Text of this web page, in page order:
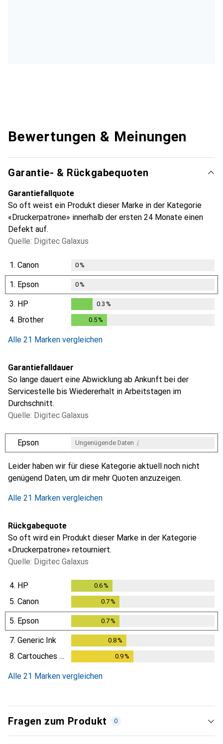
Bewertungen & Meinungen
Garantie- & Rückgabequoten
Garantiefallquote
So oft weist ein Produkt dieser Marke in der Kategorie
«Druckerpatrone» innerhalb der ersten 24 Monate einen
Defekt auf.
Quelle: Digitec Galaxus
1. Canon 0%
1. Epson 0%
3. HP
0.3%
0.3 %
4. Brother 0.5%
Alle 21 Marken vergleichen
Garantiefalldauer
So lange dauert eine Abwicklung ab Ankunft bei der
Servicestelle bis Wiedererhalt in Arbeitstagen im
Durchschnitt.
Quelle: Digitec Galaxus
Epson Ungenügende Daten i
Leider haben wir für diese Kategorie aktuell noch nicht
genügend Daten, um dir mehr Quoten anzuzeigen.
Alle 21 Marken vergleichen
Rückgabequote
So oft wird ein Produkt dieser Marke in der Kategorie
«Druckerpatrone» retourniert.
Quelle: Digitec Galaxus
4. HP 0.6 %
5. Canon 0.7 %
5. Epson 0.7 %
7. Generic Ink 0.8%
8. Cartouches Discount 0.9%
Alle 21 Marken vergleichen
Fragen zum Produkt 0